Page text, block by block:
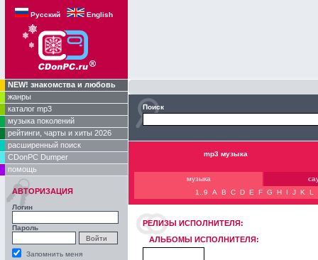
Русский English
NEW! знакомства и любовь
жанры
каталог mp3
музыка поколений
рейтинги, чарты и хиты 2026
расширенный поиск
CDonPC Dumper
помощь
АВТОРИЗАЦИЯ
Логин
Пароль
Запомнить меня
Поиск
mp3 музыка
музыка
1..9
A B C D E F G H I J K L
РЕЛИЗЫ ИCПОЛНИТЕЛЯ:
АЛЬБОМЫ ИСПОЛНИТЕЛЯ: